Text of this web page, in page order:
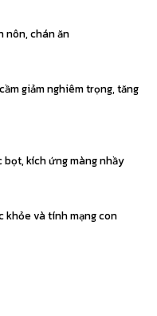
nôn, chán ăn
giảm nghiêm trọng, tăng
kích ứng màng nhầy
khỏe và tính mạng con